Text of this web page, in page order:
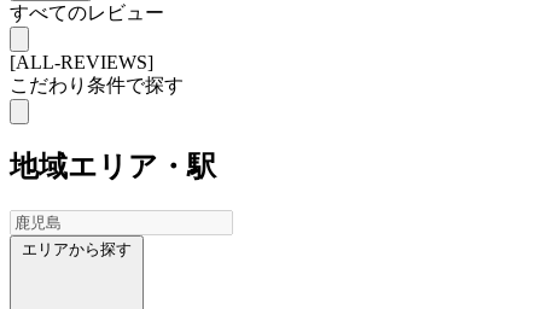
すべてのレビュー
[ALL-REVIEWS]
こだわり条件で探す
地域エリア・駅
エリアから探す